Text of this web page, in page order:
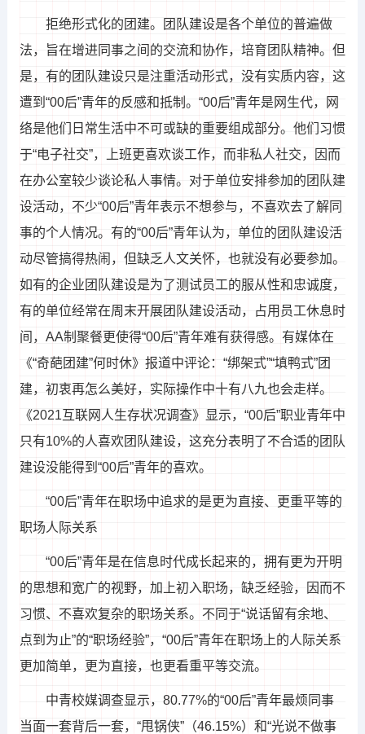
拒绝形式化的团建。团队建设是各个单位的普遍做
法，旨在增进同事之间的交流和协作，培育团队精神。但
是，有的团队建设只是注重活动形式，没有实质内容，这
遭到“00后”青年的反感和抵制。“00后”青年是网生代，网
络是他们日常生活中不可或缺的重要组成部分。他们习惯
于“电子社交”，上班更喜欢谈工作，而非私人社交，因而
在办公室较少谈论私人事情。对于单位安排参加的团队建
设活动，不少“00后”青年表示不想参与，不喜欢去了解同
事的个人情况。有的“00后”青年认为，单位的团队建设活
动尽管搞得热闹，但缺乏人文关怀，也就没有必要参加。
如有的企业团队建设是为了测试员工的服从性和忠诚度，
有的单位经常在周末开展团队建设活动，占用员工休息时
间，AA制聚餐更使得“00后”青年难有获得感。有媒体在
《“奇葩团建”何时休》报道中评论：“绑架式”“填鸭式”团
建，初衷再怎么美好，实际操作中十有八九也会走样。
《2021互联网人生存状况调查》显示，“00后”职业青年中
只有10%的人喜欢团队建设，这充分表明了不合适的团队
建设没能得到“00后”青年的喜欢。
“00后”青年在职场中追求的是更为直接、更重平等的
职场人际关系
“00后”青年是在信息时代成长起来的，拥有更为开明
的思想和宽广的视野，加上初入职场，缺乏经验，因而不
习惯、不喜欢复杂的职场关系。不同于“说话留有余地、
点到为止”的“职场经验”，“00后”青年在职场上的人际关系
更加简单，更为直接，也更看重平等交流。
中青校媒调查显示，80.77%的“00后”青年最烦同事
当面一套背后一套，“甩锅侠”（46.15%）和“光说不做事